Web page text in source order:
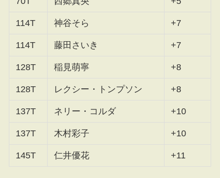
114T 神谷そら +7
114T 藤田さいき +7
128T 稲見萌寧 +8
128T レクシー・トンプソン +8
137T ネリー・コルダ +10
137T 木村彩子 +10
145T 仁井優花 +11